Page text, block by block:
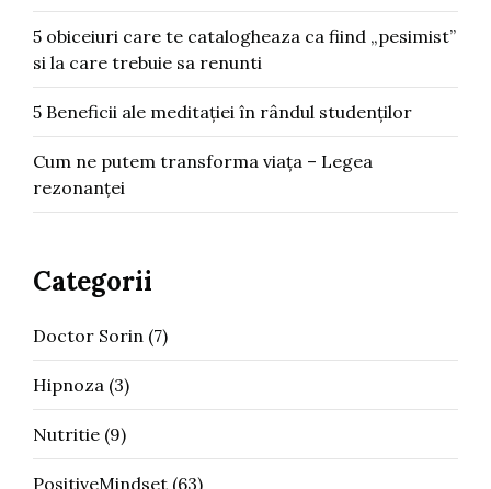
5 obiceiuri care te catalogheaza ca fiind „pesimist”
si la care trebuie sa renunti
5 Beneficii ale meditației în rândul studenților
Cum ne putem transforma viața – Legea
rezonanței
Categorii
Doctor Sorin (7)
Hipnoza (3)
Nutritie (9)
PositiveMindset (63)